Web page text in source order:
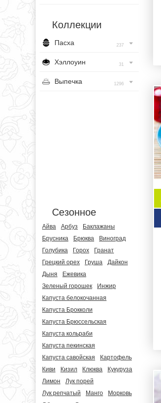
Коллекции
Пасха 237
Хэллоуин 31
Выпечка 1296
Сезонное
Айва Арбуз
Баклажаны
Брусника
Брюква
Виноград
Голубика
Горох
Гранат
Грецкий орех
Груша
Дайкон
Дыня
Ежевика
Зеленый горошек
Инжир
Капуста белокочанная
Капуста Брокколи
Капуста Брюссельская
Капуста кольраби
Капуста пекинская
Капуста савойская
Картофель
Киви
Кизил Клюква
Кукуруза
Лимон
Лук порей
Лук репчатый
Манго
Морковь